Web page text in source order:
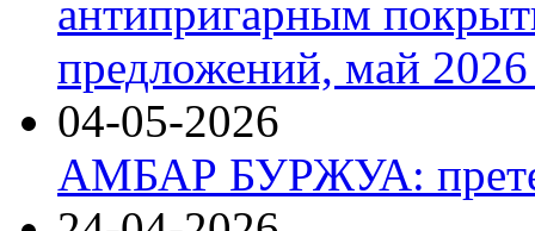
антипригарным
предложений, май 2026
04-05-2026
АМБАР БУРЖУА: